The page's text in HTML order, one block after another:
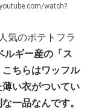
watch?
気のポテトフラ
ルギー産の「ス
ちらはワッフル
い衣がついてい
一品なんです。